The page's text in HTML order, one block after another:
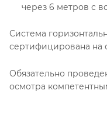
через 6 метров с
Система
сертифицирована на
Обязательно
осмотра